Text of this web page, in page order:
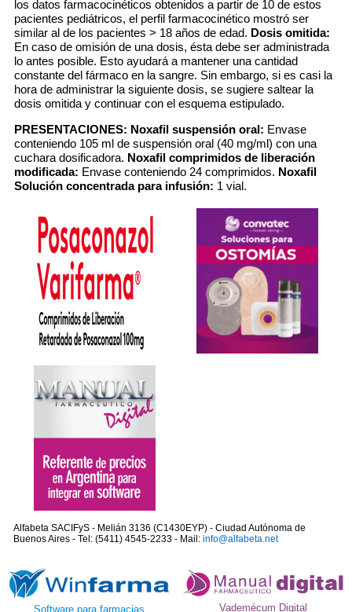
los datos farmacocinéticos obtenidos a partir de 10 de estos
pacientes pediátricos, el perfil farmacocinético mostró ser
similar al de los pacientes > 18 años de edad. Dosis omitida:
En caso de omisión de una dosis, ésta debe ser administrada
lo antes posible. Esto ayudará a mantener una cantidad
constante del fármaco en la sangre. Sin embargo, si es casi la
hora de administrar la siguiente dosis, se sugiere saltear la
dosis omitida y continuar con el esquema estipulado.
PRESENTACIONES: Noxafil suspensión oral: Envase
conteniendo 105 ml de suspensión oral (40 mg/ml) con una
cuchara dosificadora. Noxafil comprimidos de liberación
modificada: Envase conteniendo 24 comprimidos. Noxafil
Solución concentrada para infusión: 1 vial.
Alfabeta SACIFyS - Melián 3136 (C1430EYP) - Ciudad Autónoma de
Buenos Aires - Tel: (5411) 4545-2233 - Mail: info@alfabeta.net
Software para farmacias Vademécum Digital